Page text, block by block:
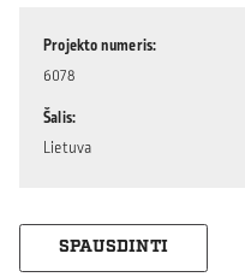
Projekto numeris
6078
Šalis
Lietuva
SPAUSDINTI